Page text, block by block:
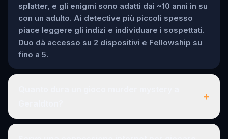
splatter, e gli enigmi sono adatti dai ~10 anni in su
con un adulto. Ai detective più piccoli spesso
piace leggere gli indizi e individuare i sospettati.
Duo dà accesso su 2 dispositivi e Fellowship su
fino a 5.
+